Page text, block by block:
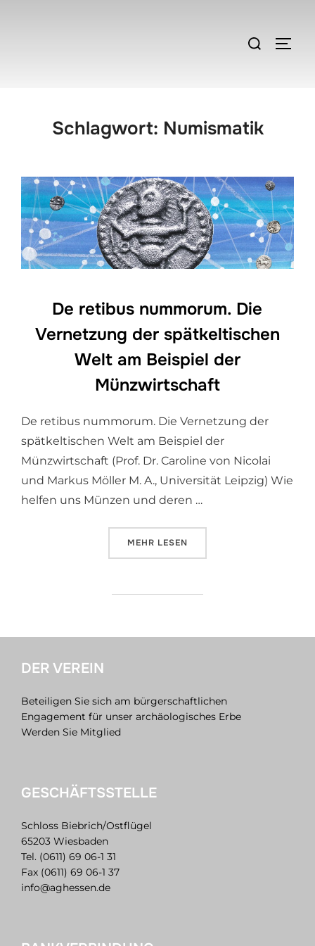
Suchen
Schlagwort: Numismatik
De retibus nummorum. Die
Vernetzung der spätkeltischen
Welt am Beispiel der
Münzwirtschaft
De retibus nummorum. Die Vernetzung der
spätkeltischen Welt am Beispiel der
Münzwirtschaft (Prof. Dr. Caroline von Nicolai
und Markus Möller M. A., Universität Leipzig) Wie
helfen uns Münzen und deren …
MEHR ÜBER „DE RETIBUS
LESEN
DER VEREIN
Beteiligen Sie sich am bürgerschaftlichen
Engagement für unser archäologisches Erbe
Werden Sie Mitglied
GESCHÄFTSSTELLE
Schloss Biebrich/Ostflügel
65203 Wiesbaden
Tel. (0611) 69 06-1 31
Fax (0611) 69 06-1 37
info@aghessen.de